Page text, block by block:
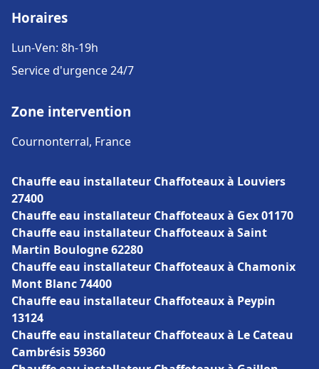
Horaires
Lun-Ven: 8h-19h
Service d'urgence 24/7
Zone intervention
Cournonterral, France
Chauffe eau installateur Chaffoteaux à Louviers
27400
Chauffe eau installateur Chaffoteaux à Gex 01170
Chauffe eau installateur Chaffoteaux à Saint
Martin Boulogne 62280
Chauffe eau installateur Chaffoteaux à Chamonix
Mont Blanc 74400
Chauffe eau installateur Chaffoteaux à Peypin
13124
Chauffe eau installateur Chaffoteaux à Le Cateau
Cambrésis 59360